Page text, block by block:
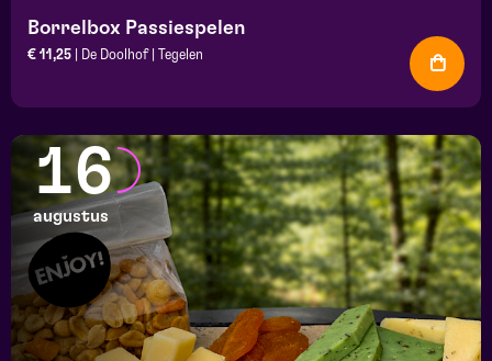
Borrelbox Passiespelen
€ 11,25 | De Doolhof | Tegelen
16
augustus